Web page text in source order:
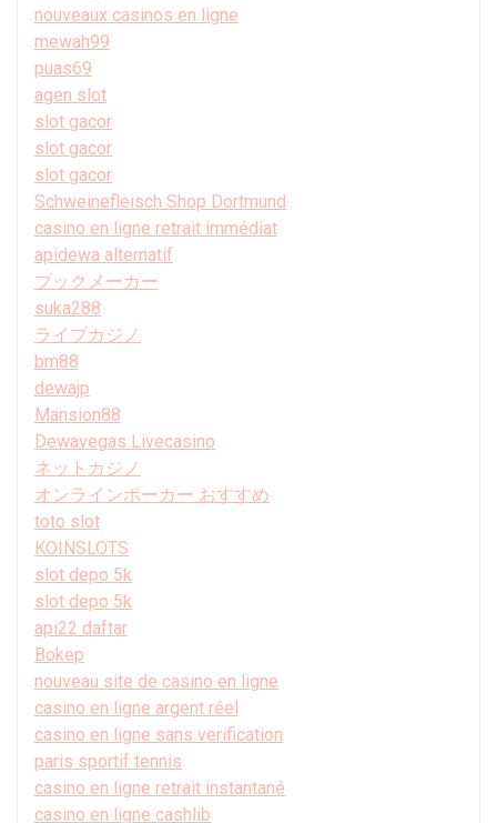
nouveaux casinos en ligne
mewah99
puas69
agen slot
slot gacor
slot gacor
slot gacor
Schweinefleisch Shop Dortmund
casino en ligne retrait immédiat
apidewa alternatif
ブックメーカー
suka288
ライブカジノ
bm88
dewajp
Mansion88
Dewavegas Livecasino
ネットカジノ
オンラインポーカー おすすめ
toto slot
KOINSLOTS
slot depo 5k
slot depo 5k
api22 daftar
Bokep
nouveau site de casino en ligne
casino en ligne argent réel
casino en ligne sans verification
paris sportif tennis
casino en ligne retrait instantané
casino en ligne cashlib